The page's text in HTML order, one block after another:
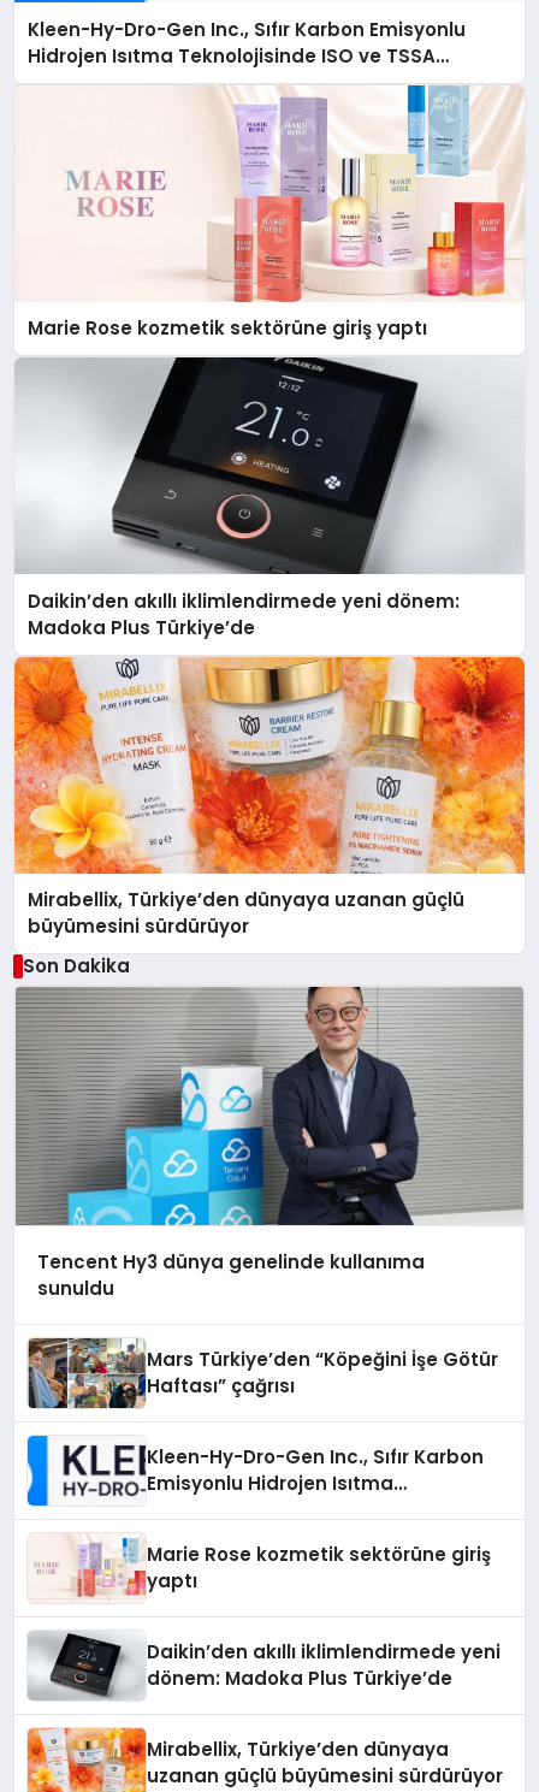
Kleen-Hy-Dro-Gen Inc., Sıfır Karbon Emisyonlu
Hidrojen Isıtma Teknolojisinde ISO ve TSSA
Düzenleyici Onaylarını Aldı
Marie Rose kozmetik sektörüne giriş yaptı
Daikin’den akıllı iklimlendirmede yeni dönem:
Madoka Plus Türkiye’de
Mirabellix, Türkiye’den dünyaya uzanan güçlü
büyümesini sürdürüyor
Son Dakika
Tencent Hy3 dünya genelinde kullanıma
sunuldu
Mars Türkiye’den “Köpeğini İşe Götür
Haftası” çağrısı
Kleen-Hy-Dro-Gen Inc., Sıfır Karbon
Emisyonlu Hidrojen Isıtma
Marie Rose kozmetik sektörüne giriş
yaptı
Daikin’den akıllı iklimlendirmede yeni
dönem: Madoka Plus Türkiye’de
Mirabellix, Türkiye’den dünyaya
uzanan güçlü büyümesini sürdürüyor